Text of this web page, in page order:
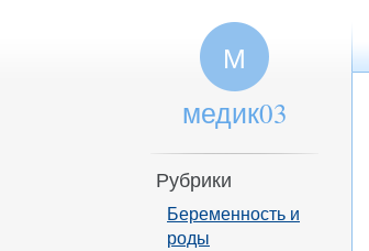
М
медик03
Рубрики
Беременность и
роды